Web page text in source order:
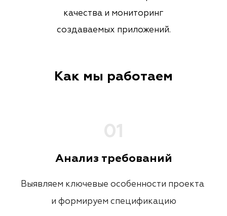
качества и мониторинг
создаваемых приложений.
Как мы работаем
01
Анализ требований
Выявляем ключевые особенности проекта
и формируем спецификацию